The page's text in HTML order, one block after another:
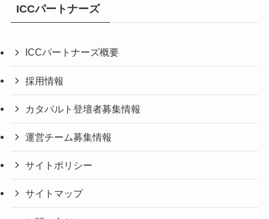
ICCパートナーズ
ICCパートナーズ概要
採用情報
カタパルト登壇者募集情報
運営チーム募集情報
サイトポリシー
サイトマップ